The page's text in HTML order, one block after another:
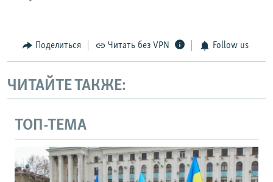
Поделиться Читать без VPN Follow us
ЧИТАЙТЕ ТАКЖЕ:
ТОП-ТЕМА